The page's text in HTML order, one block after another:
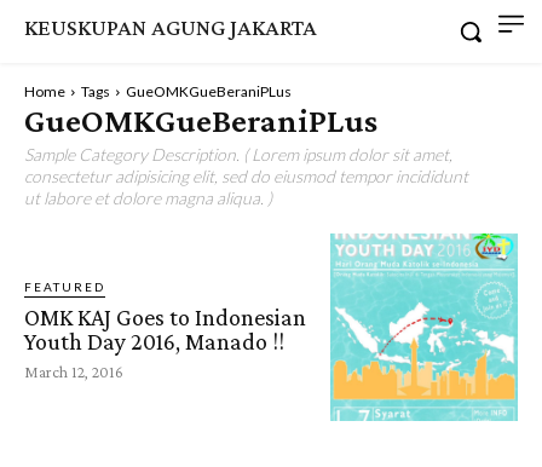
KEUSKUPAN AGUNG JAKARTA
Home Tags GueOMKGueBeraniPLus
GueOMKGueBeraniPLus
Sample Category Description. ( Lorem ipsum dolor sit amet,
consectetur adipisicing elit, sed do eiusmod tempor incididunt
ut labore et dolore magna aliqua. )
FEATURED
OMK KAJ Goes to Indonesian
Youth Day 2016, Manado !!
March 12, 2016